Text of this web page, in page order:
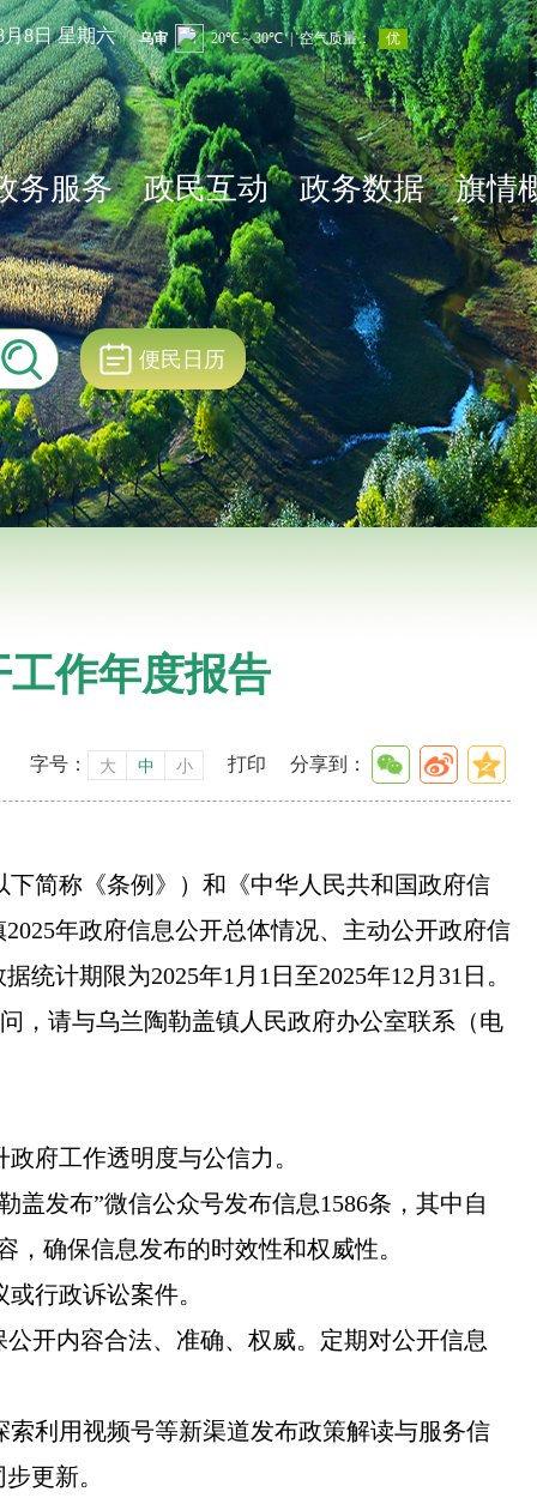
月8日 星期六
务服务 政民互动 政务数据 旗情
便民日历
作年度报告
字号： 大 中 小 打印 分享到：
简称《条例》）和《中华人民共和国政府信
年政府信息公开总体情况、主动公开政府信
计期限为2025年1月1日至2025年12月31日。
，请与乌兰陶勒盖镇人民政府办公室联系（电
府工作透明度与公信力。
盖发布”微信公众号发布信息1586条，其中自
确保信息发布的时效性和权威性。
行政诉讼案件。
开内容合法、准确、权威。定期对公开信息
利用视频号等新渠道发布政策解读与服务信
更新。